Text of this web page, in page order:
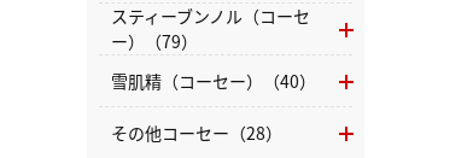
スティーブンノル（コーセ
ー）（79）
雪肌精（コーセー）（40）
その他コーセー（28）